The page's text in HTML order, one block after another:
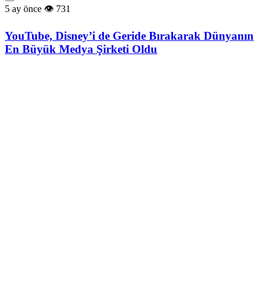
5 ay önce 731
YouTube, Disney’i de Geride Bırakarak Dünyanın
En Büyük Medya Şirketi Oldu